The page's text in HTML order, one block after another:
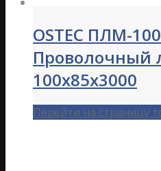
OSTEC ПЛМ-
Проволочный
100х85х3000
Перейти на страницу